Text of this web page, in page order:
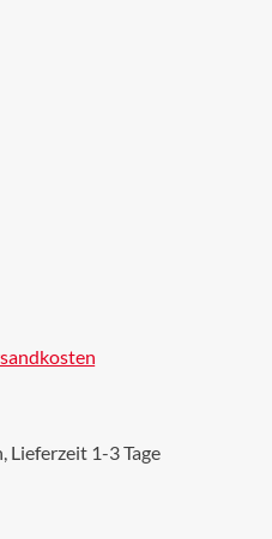
Lieferzeit 1-3 Tage